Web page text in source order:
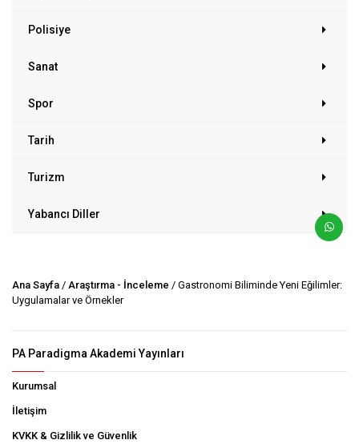
Polisiye
Sanat
Spor
Tarih
Turizm
Yabancı Diller
Ana Sayfa / Araştırma - İnceleme / Gastronomi Biliminde Yeni Eğilimler:
Uygulamalar ve Örnekler
PA Paradigma Akademi Yayınları
Kurumsal
İletişim
KVKK & Gizlilik ve Güvenlik